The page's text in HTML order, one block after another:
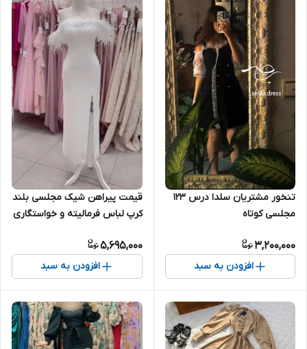
تنخور مشتریان سلدا درس ۱۲۳
مجلسی کوتاه
3,200,000
افزودن به سبد
قیمت پیراهن شیک مجلسی بلند
کرپ لباس فرمالیته و خواستگاری
5,695,000
افزودن به سبد